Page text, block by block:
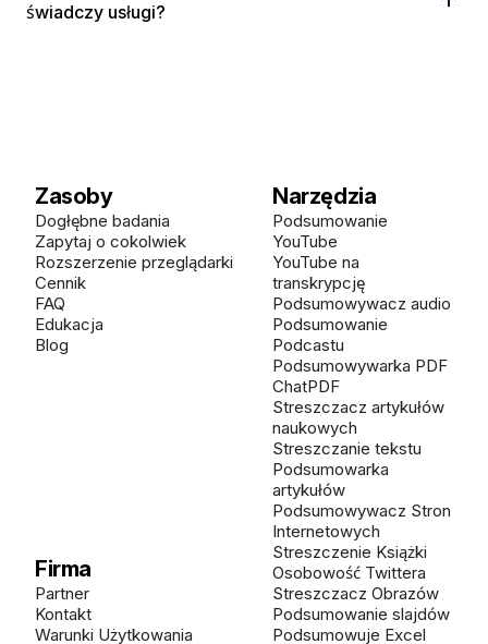
świadczy usługi?
Zasoby
Dogłębne badania
Zapytaj o cokolwiek
Rozszerzenie przeglądarki
Cennik
FAQ
Edukacja
Blog
Firma
Partner
Kontakt
Warunki Użytkowania
Narzędzia
Podsumowanie
YouTube
YouTube na
transkrypcję
Podsumowywacz audio
Podsumowanie
Podcastu
Podsumowywarka PDF
ChatPDF
Streszczacz artykułów
naukowych
Streszczanie tekstu
Podsumowarka
artykułów
Podsumowywacz Stron
Internetowych
Streszczenie Książki
Osobowość Twittera
Streszczacz Obrazów
Podsumowanie slajdów
Podsumowuje Excel